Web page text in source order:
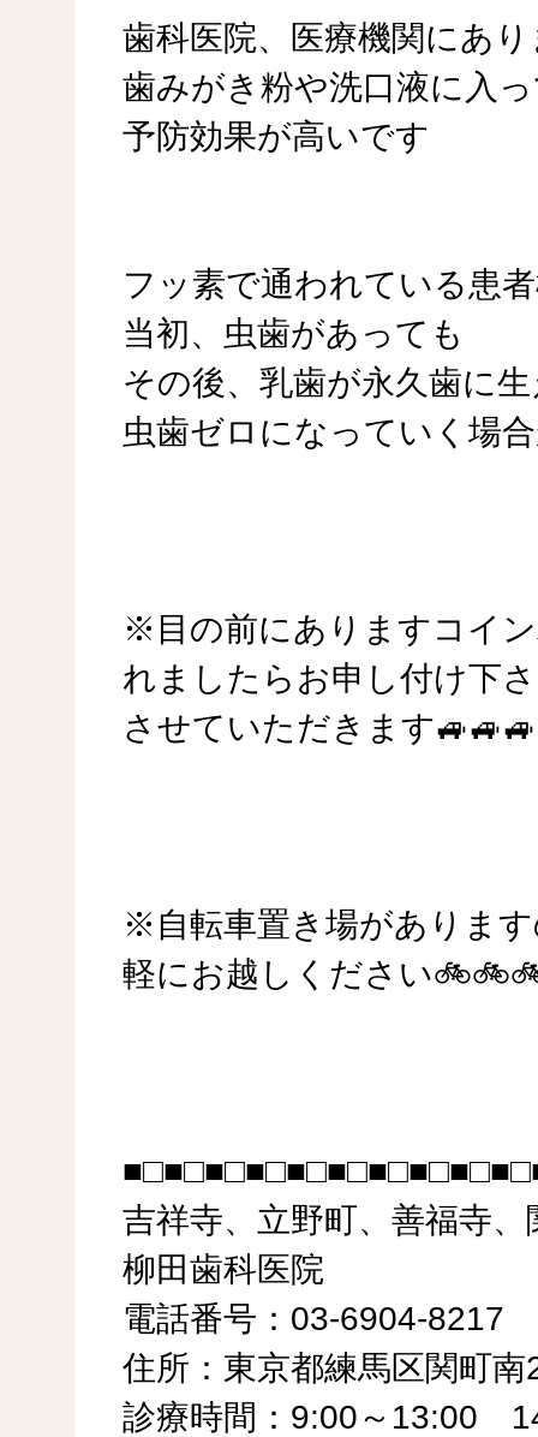
歯科医院、医療機関にあ
歯みがき粉や洗口液に入
予防効果が高いです
フッ素で通われている患
当初、虫歯があっても
その後、乳歯が永久歯に
虫歯ゼロになっていく場
※目の前にありますコイ
れましたらお申し付け下
させていただきます🚙🚙🚙
※自転車置き場がありま
軽にお越しください
吉祥寺、立野町、善福寺
柳田歯科医院
電話番号：03-6904-8217
住所：東京都練馬区関町南
診療時間：9:00～13:00